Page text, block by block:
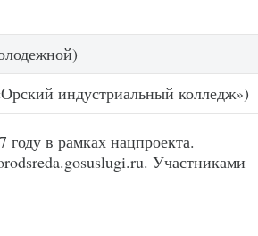
индустриальный колледж»)
в рамках нацпроекта.
Участниками